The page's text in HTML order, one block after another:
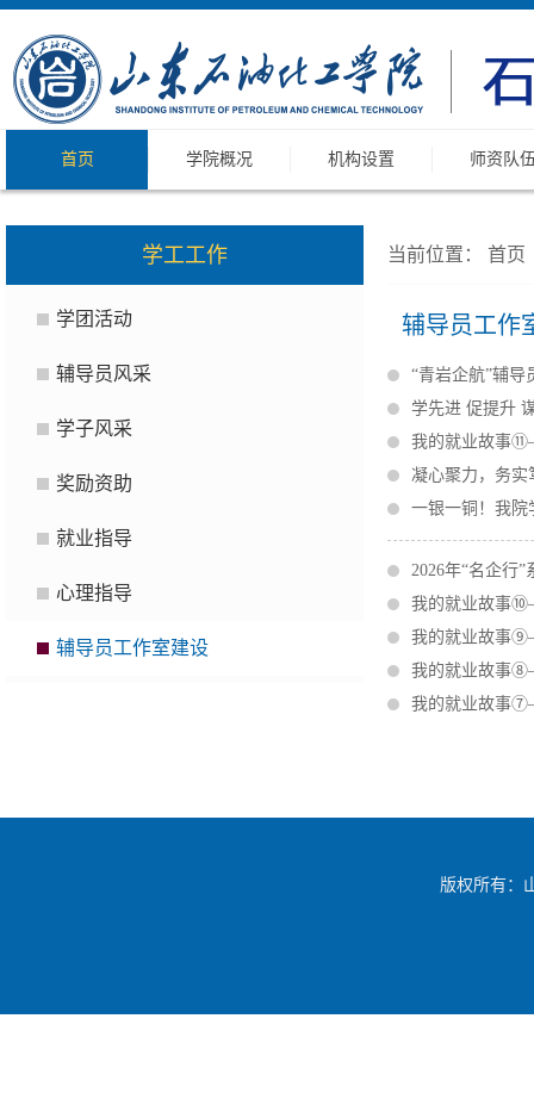
首页 学院概况 机构设置 师资队
学工工作
学团活动
辅导员风采
学子风采
奖励资助
就业指导
心理指导
辅导员工作室建设
当前位置： 首页
辅导员工作
“青岩企航”辅
学先进 促提升
我的就业故事
凝心聚力，务
一银一铜！我院
2026年“名企行
我的就业故事
我的就业故事
我的就业故事
我的就业故事
版权所有：